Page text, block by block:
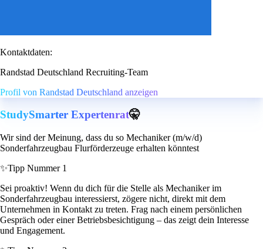
Kontaktdaten:
Randstad Deutschland Recruiting-Team
Profil von Randstad Deutschland anzeigen
StudySmarter Expertenrat🤫
Wir sind der Meinung, dass du so Mechaniker (m/w/d)
Sonderfahrzeugbau Flurförderzeuge erhalten könntest
✨Tipp Nummer 1
Sei proaktiv! Wenn du dich für die Stelle als Mechaniker im
Sonderfahrzeugbau interessierst, zögere nicht, direkt mit dem
Unternehmen in Kontakt zu treten. Frag nach einem persönlichen
Gespräch oder einer Betriebsbesichtigung – das zeigt dein Interesse
und Engagement.